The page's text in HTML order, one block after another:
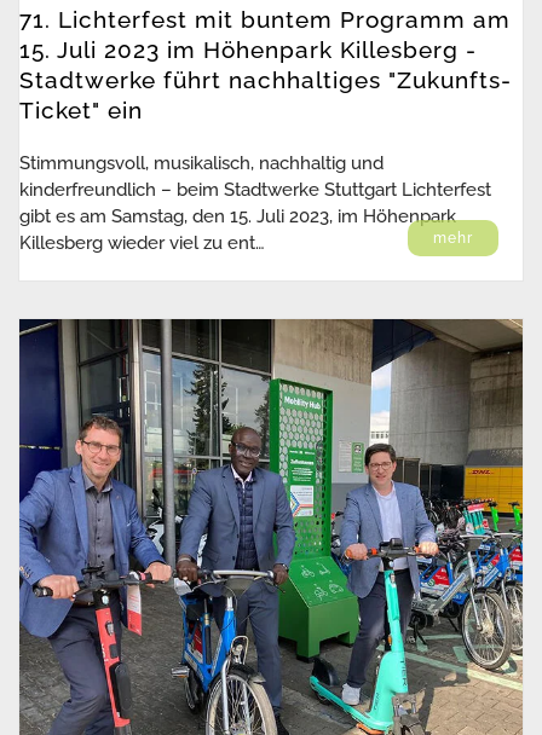
71. Lichterfest mit buntem Programm am
15. Juli 2023 im Höhenpark Killesberg -
Stadtwerke führt nachhaltiges "Zukunfts-
Ticket" ein
Stimmungsvoll, musikalisch, nachhaltig und
kinderfreundlich – beim Stadtwerke Stuttgart Lichterfest
gibt es am Samstag, den 15. Juli 2023, im Höhenpark
Killesberg wieder viel zu ent…
mehr